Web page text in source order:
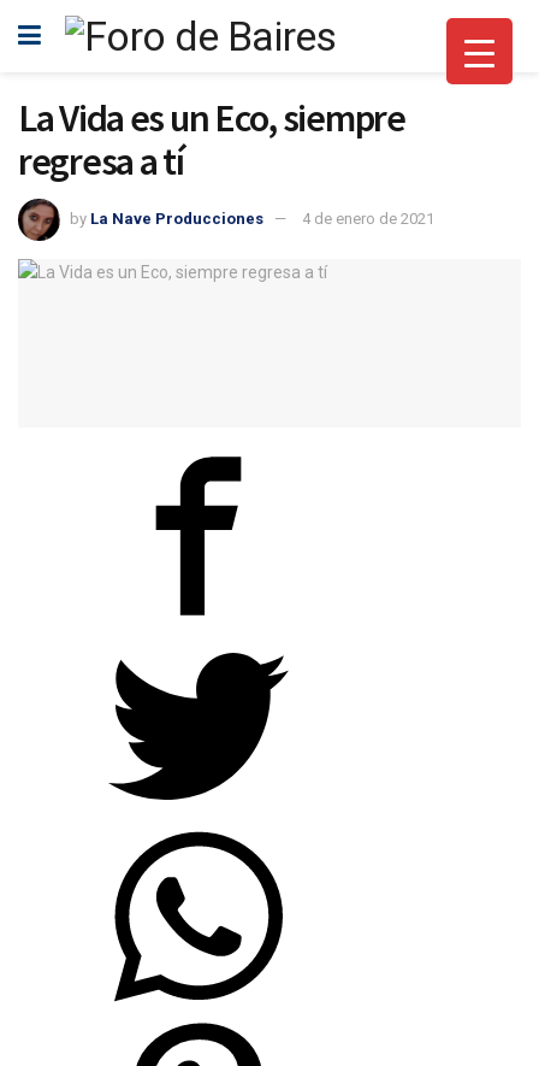
La Vida es un Eco, siempre
regresa a tí
by La Nave Producciones 4 de enero de 2021